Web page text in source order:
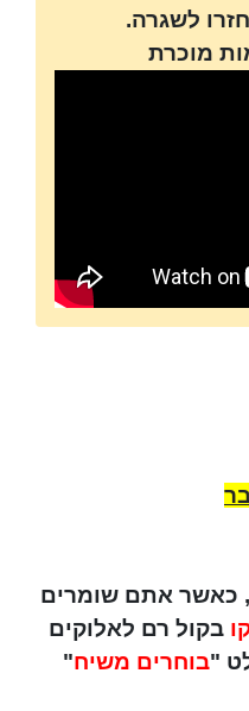
לשגרה.
מוכרת
כאשר אתם שומרים
בקול רם לאלוקים
"בוחרים משיח"